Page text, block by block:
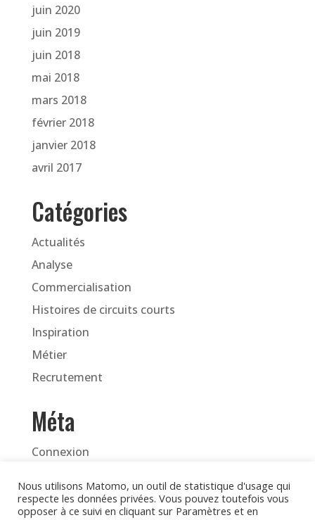
juin 2020
juin 2019
juin 2018
mai 2018
mars 2018
février 2018
janvier 2018
avril 2017
Catégories
Actualités
Analyse
Commercialisation
Histoires de circuits courts
Inspiration
Métier
Recrutement
Méta
Connexion
Flux des commentaires
Nous utilisons Matomo, un outil de statistique d'usage qui
respecte les données privées. Vous pouvez toutefois vous
opposer à ce suivi en cliquant sur Paramètres et en